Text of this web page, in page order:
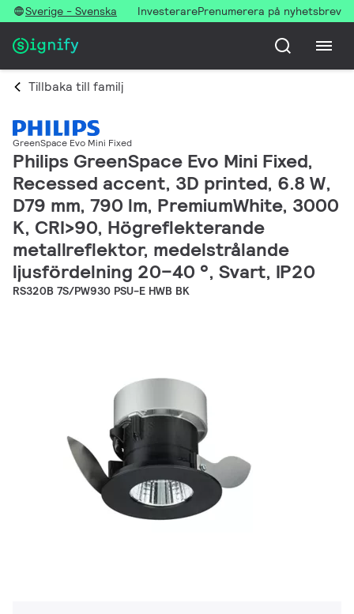
Sverige - Svenska InvesterarePrenumerera på nyhetsbrev
Tillbaka till familj
GreenSpace Evo Mini Fixed
Philips GreenSpace Evo Mini Fixed,
Recessed accent, 3D printed, 6.8 W,
D79 mm, 790 lm, PremiumWhite, 3000
K, CRI>90, Högreflekterande
metallreflektor, medelstrålande
ljusfördelning 20–40 °, Svart, IP20
RS320B 7S/PW930 PSU-E HWB BK